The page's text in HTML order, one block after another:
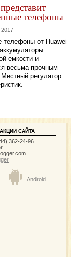
телефоны
2017
телефоны от Huawei
емкости и
весьма прочным
регулятор
САЙТА
362-24-96
Android